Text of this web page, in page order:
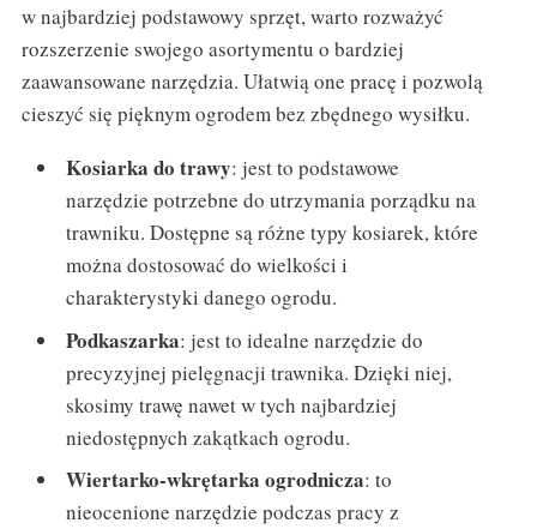
w najbardziej podstawowy sprzęt, warto rozważyć
rozszerzenie swojego asortymentu o bardziej
zaawansowane narzędzia. Ułatwią one pracę i pozwolą
cieszyć się pięknym ogrodem bez zbędnego wysiłku.
Kosiarka do trawy: jest to podstawowe
narzędzie potrzebne do utrzymania porządku na
trawniku. Dostępne są różne typy kosiarek, które
można dostosować do wielkości i
charakterystyki danego ogrodu.
Podkaszarka: jest to idealne narzędzie do
precyzyjnej pielęgnacji trawnika. Dzięki niej,
skosimy trawę nawet w tych najbardziej
niedostępnych zakątkach ogrodu.
Wiertarko-wkrętarka ogrodnicza: to
nieocenione narzędzie podczas pracy z